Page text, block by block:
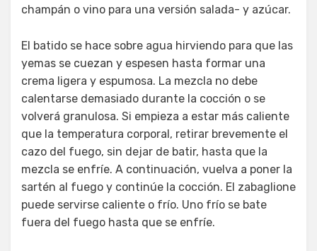
champán o vino para una versión salada- y azúcar.
El batido se hace sobre agua hirviendo para que las
yemas se cuezan y espesen hasta formar una
crema ligera y espumosa. La mezcla no debe
calentarse demasiado durante la cocción o se
volverá granulosa. Si empieza a estar más caliente
que la temperatura corporal, retirar brevemente el
cazo del fuego, sin dejar de batir, hasta que la
mezcla se enfríe. A continuación, vuelva a poner la
sartén al fuego y continúe la cocción. El zabaglione
puede servirse caliente o frío. Uno frío se bate
fuera del fuego hasta que se enfríe.